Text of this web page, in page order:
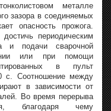
металле
зазора в соединяемых
опасность прожога.
периодическим
и подачи сварочной
или при помощи
в пульт
с. Соотношение между
в зависимости от
Во время перерыва
благодаря чему